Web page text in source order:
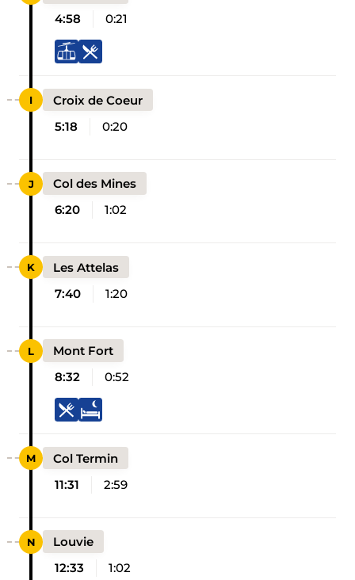
4:58
0:21
Croix de Coeur
5:18
0:20
Col des Mines
6:20
1:02
Les Attelas
7:40
1:20
Mont Fort
8:32
0:52
Col Termin
11:31
2:59
Louvie
12:33
1:02